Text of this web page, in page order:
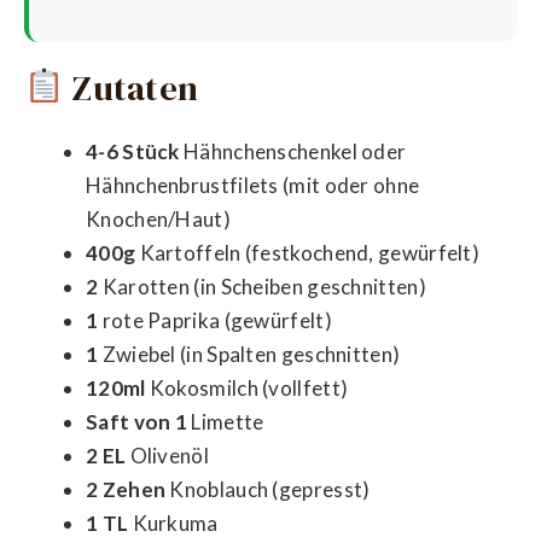
Zutaten
4-6 Stück Hähnchenschenkel oder
Hähnchenbrustfilets (mit oder ohne
Knochen/Haut)
400g Kartoffeln (festkochend, gewürfelt)
2 Karotten (in Scheiben geschnitten)
1 rote Paprika (gewürfelt)
1 Zwiebel (in Spalten geschnitten)
120ml Kokosmilch (vollfett)
Saft von 1 Limette
2 EL Olivenöl
2 Zehen Knoblauch (gepresst)
1 TL Kurkuma